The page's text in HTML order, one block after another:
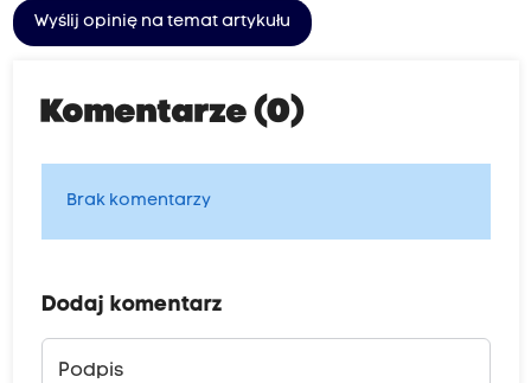
Wyślij opinię na temat artykułu
Komentarze (0)
Brak komentarzy
Dodaj komentarz
Podpis